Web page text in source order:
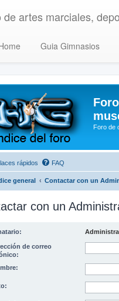
de artes marciales,
Guia Gimnasios
Foro de
rápidos FAQ
general Contactar con un
con un
de correo